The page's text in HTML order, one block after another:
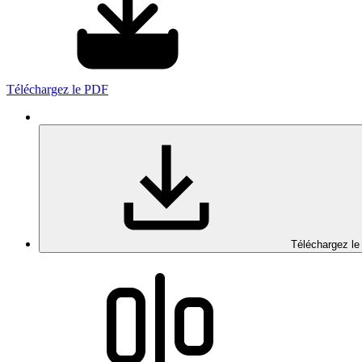
Téléchargez le PDF
Téléchargez le